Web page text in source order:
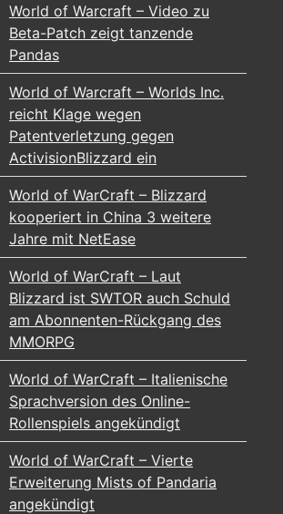
World of Warcraft – Video zu
Beta-Patch zeigt tanzende
Pandas
World of Warcraft – Worlds Inc.
reicht Klage wegen
Patentverletzung gegen
ActivisionBlizzard ein
World of WarCraft – Blizzard
kooperiert in China 3 weitere
Jahre mit NetEase
World of WarCraft – Laut
Blizzard ist SWTOR auch Schuld
am Abonnenten-Rückgang des
MMORPG
World of WarCraft – Italienische
Sprachversion des Online-
Rollenspiels angekündigt
World of WarCraft – Vierte
Erweiterung Mists of Pandaria
angekündigt